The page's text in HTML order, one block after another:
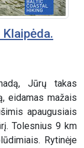
Jūrų takas
eidamas mažais
apaugusiais
Tolesnius 9 km
Rytinėje